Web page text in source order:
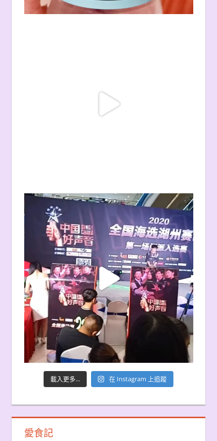
載入更多... 在 Instagram 上追蹤
愛食記